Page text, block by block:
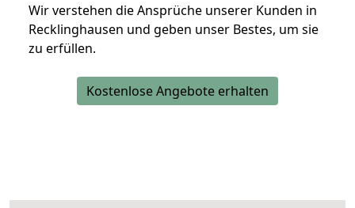
Wir verstehen die Ansprüche unserer Kunden in
Recklinghausen und geben unser Bestes, um sie
zu erfüllen.
Kostenlose Angebote erhalten